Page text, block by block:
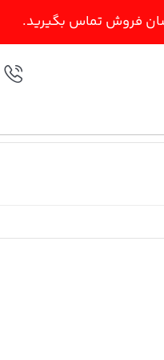
فروش تماس بگیرید.